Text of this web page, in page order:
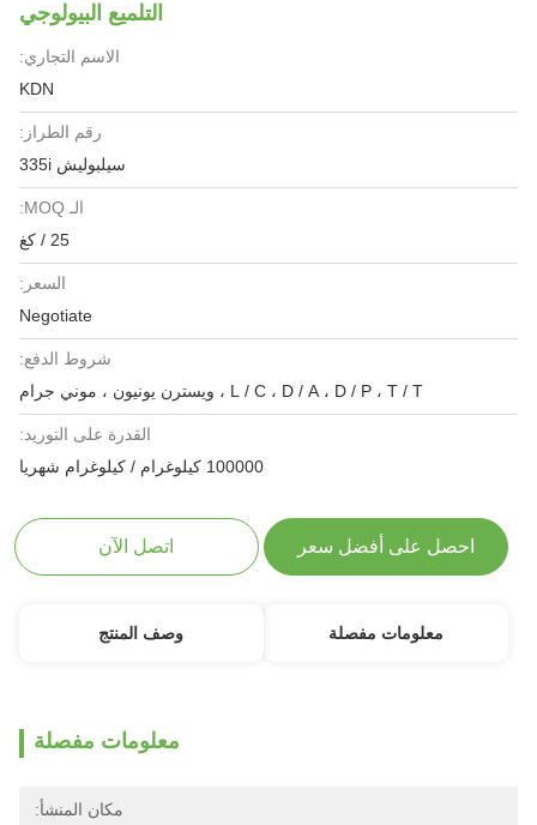
التلميع البيولوجي
الاسم التجاري:
KDN
رقم الطراز:
سيلبوليش 335i
الـ MOQ:
25 / كغ
السعر:
Negotiate
شروط الدفع:
L / C ، D / A ، D / P ، T / T ، ويسترن يونيون ، موني جرام
القدرة على التوريد:
100000 كيلوغرام / كيلوغرام شهريا
احصل على أفضل سعر اتصل الآن
معلومات مفصلة وصف المنتج
معلومات مفصلة
مكان المنشأ: